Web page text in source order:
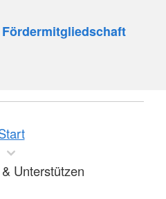
Fördermitgliedschaft
Unterstützen